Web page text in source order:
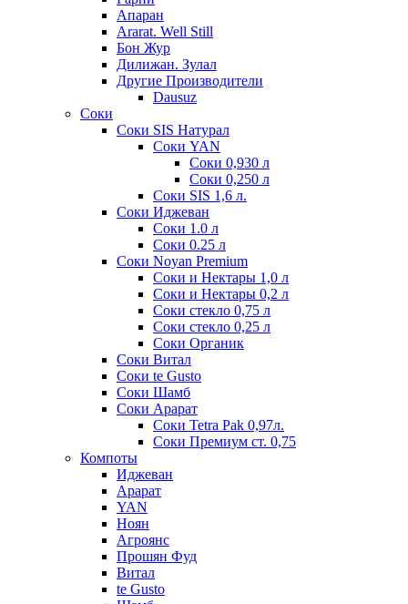
Апаран
Ararat. Well Still
Бон Жур
Дилижан. Зулал
Другие Производители
Dausuz
Соки
Соки SIS Натурал
Соки YAN
Соки 0,930 л
Соки 0,250 л
Соки SIS 1,6 л.
Соки Иджеван
Соки 1.0 л
Соки 0.25 л
Соки Noyan Premium
Соки и Нектары 1,0 л
Соки и Нектары 0,2 л
Соки стекло 0,75 л
Соки стекло 0,25 л
Соки Органик
Соки Витал
Соки te Gusto
Соки Шамб
Соки Арарат
Соки Tetra Pak 0,97л.
Соки Премиум ст. 0,75
Компоты
Иджеван
Арарат
YAN
Ноян
Агроянс
Прошян Фуд
Витал
te Gusto